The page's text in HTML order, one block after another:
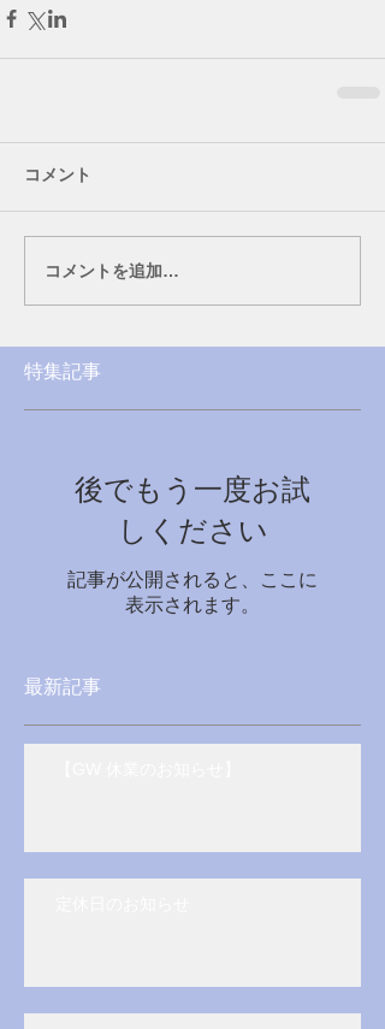
コメント
コメントを追加…
特集記事
後でもう一度お試
しください
記事が公開されると、ここに
表示されます。
最新記事